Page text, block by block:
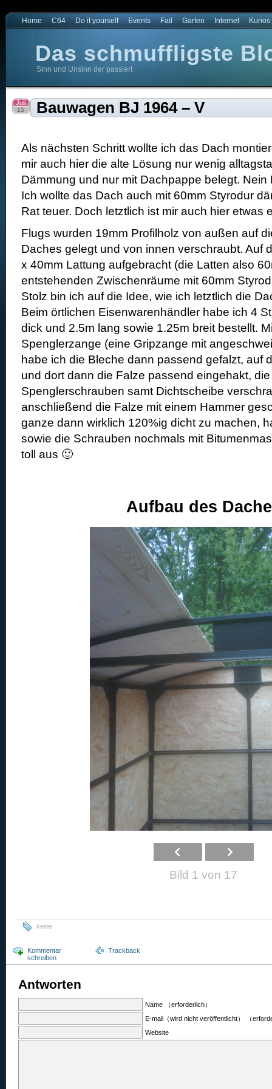
Home C64 Do it yourself Events Fail Garten Internet Kurios
Das schmuffligste
Sinn und Unsinn der passiert
Bauwagen BJ 1964 – V
Juli
15
Als nächsten Schritt wollte ich das Dach
mir auch hier die alte Lösung nur wenig
Dämmung und nur mit Dachpappe belegt. Nein
Ich wollte das Dach auch mit 60mm Styrodur
Rat teuer. Doch letztlich ist mir auch hier etwas
Flugs wurden 19mm Profilholz von außen auf
Daches gelegt und von innen verschraubt. Auf
x 40mm Lattung aufgebracht (die Latten also
entstehenden Zwischenräume mit 60mm
Stolz bin ich auf die Idee, wie ich letztlich die
Beim örtlichen Eisenwarenhändler habe ich 4
dick und 2.5m lang sowie 1.25m breit bestellt.
Spenglerzange (eine Gripzange mit
habe ich die Bleche dann passend gefalzt, auf
und dort dann die Falze passend eingehakt,
Spenglerschrauben samt Dichtscheibe
anschließend die Falze mit einem Hammer
ganze dann wirklich 120%ig dicht zu machen,
sowie die Schrauben nochmals mit
toll aus 🙂
Aufbau des
Bild 1 von 17
keine
Kommentar
schreiben
Trackback
Antworten
Name （erforderlich）
E-mail（wird nicht veröffentlicht） （
Website
Blog der Welt